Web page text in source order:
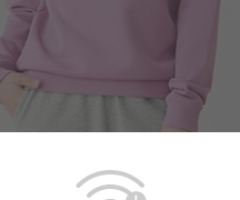
750